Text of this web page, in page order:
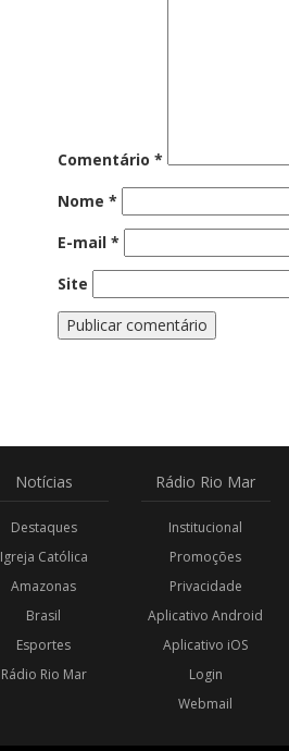
Comentário *
Nome *
E-mail *
Site
Notícias
Destaques
Igreja Católica
Amazonas
Brasil
Esportes
Rádio Rio Mar
Rádio Rio Mar
Institucional
Promoções
Privacidade
Aplicativo Android
Aplicativo iOS
Login
Webmail